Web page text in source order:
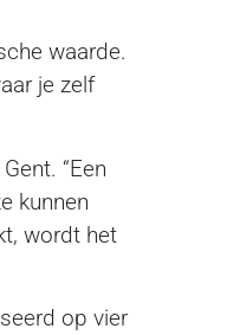
waarde.
je zelf
“Een
kunnen
wordt het
op vier